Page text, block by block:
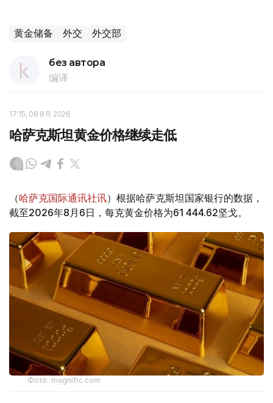
黄金储备 外交 外交部
без автора
编译
17:15, 06 8月 2026
哈萨克斯坦黄金价格继续走低
（哈萨克国际通讯社讯）根据哈萨克斯坦国家银行的数据，
截至2026年8月6日，每克黄金价格为61 444.62坚戈。
Фото: magnific.com